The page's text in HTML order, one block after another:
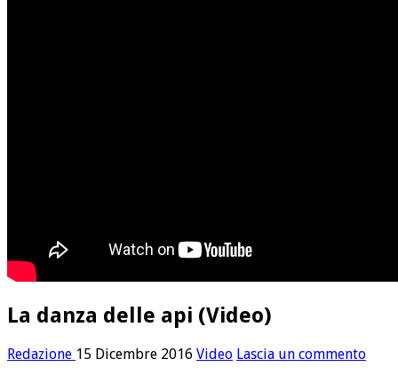
La danza delle api (Video)
Redazione 15 Dicembre 2016 Video Lascia un commento